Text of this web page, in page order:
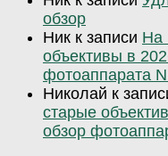
обзор
Ник к записи На
объективы в
фотоаппарата
Николай к
старые
обзор